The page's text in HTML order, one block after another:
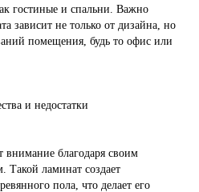
гостиные и спальни. Важно
зависит не только от дизайна, но
помещения, будь то офис или
и недостатки
внимание благодаря своим
Такой ламинат создает
пола, что делает его